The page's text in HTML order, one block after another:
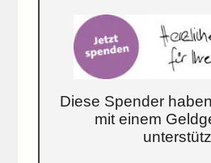
Diese Spender
mit einem